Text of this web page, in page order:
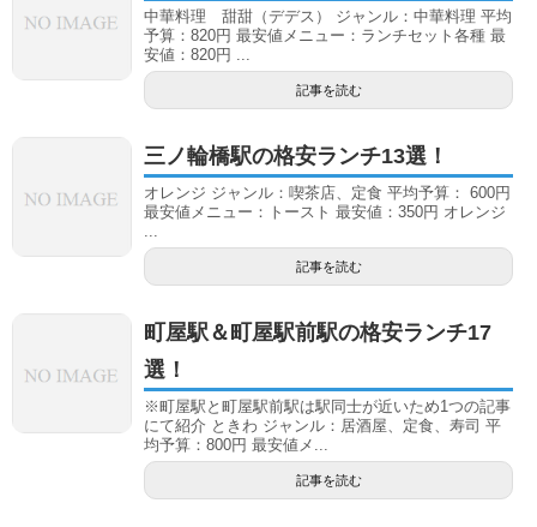
中華料理 甜甜（デデス） ジャンル：中華料理 平均
予算：820円 最安値メニュー：ランチセット各種 最
安値：820円 ...
記事を読む
三ノ輪橋駅の格安ランチ13選！
オレンジ ジャンル：喫茶店、定食 平均予算： 600円
最安値メニュー：トースト 最安値：350円 オレンジ
記事を読む
町屋駅＆町屋駅前駅の格安ランチ17
選！
※町屋駅と町屋駅前駅は駅同士が近いため1つの記事
にて紹介 ときわ ジャンル：居酒屋、定食、寿司 平
均予算：800円 最安値メ...
記事を読む